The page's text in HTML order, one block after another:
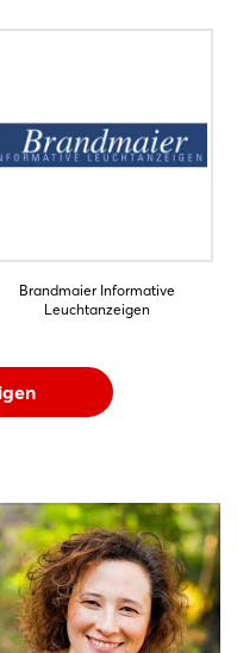
Brandmaier Informative
Leuchtanzeigen